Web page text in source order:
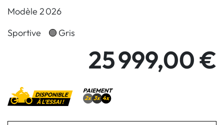
Modèle 2 026
Sportive
Gris
25 999,00 €